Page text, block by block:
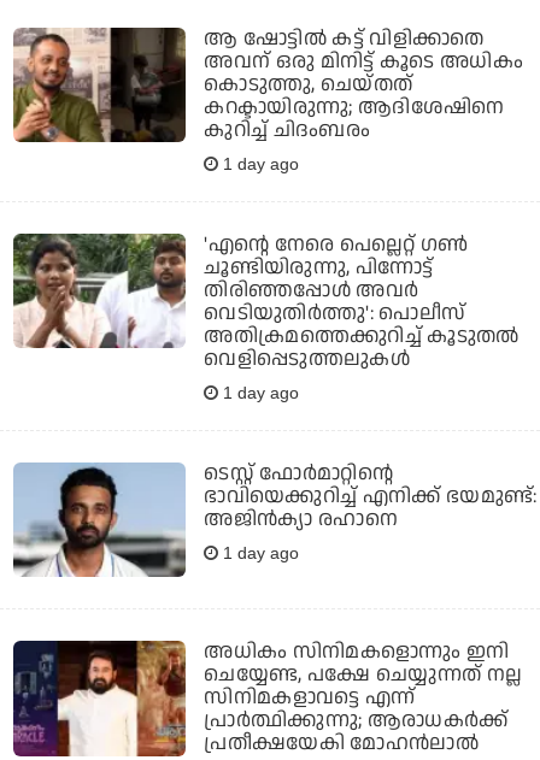
ആ ഷോട്ടില്‍ കട്ട് വിളിക്കാതെ
അവന് ഒരു മിനിട്ട് കൂടെ അധികം
കൊടുത്തു, ചെയ്തത്
കറക്ടായിരുന്നു; ആദിശേഷിനെ
കുറിച്ച് ചിദംബരം
1 day ago
'എന്റെ നേരെ പെല്ലെറ്റ് ഗണ്‍
ചൂണ്ടിയിരുന്നു, പിന്നോട്ട്
തിരിഞ്ഞപ്പോള്‍ അവര്‍
വെടിയുതിര്‍ത്തു': പൊലീസ്
അതിക്രമത്തെക്കുറിച്ച് കൂടുതല്‍
വെളിപ്പെടുത്തലുകള്‍
1 day ago
ടെസ്റ്റ് ഫോര്‍മാറ്റിന്റെ
ഭാവിയെക്കുറിച്ച് എനിക്ക് ഭയമുണ്ട്:
അജിന്‍ക്യാ രഹാനെ
1 day ago
അധികം സിനിമകളൊന്നും ഇനി
ചെയ്യേണ്ട, പക്ഷേ ചെയ്യുന്നത് നല്ല
സിനിമകളാവട്ടെ എന്ന്
പ്രാര്‍ത്ഥിക്കുന്നു; ആരാധകര്‍ക്ക്
പ്രതീക്ഷയേകി മോഹന്‍ലാല്‍